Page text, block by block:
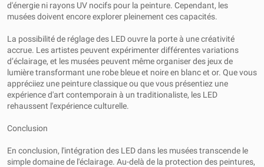
d'énergie ni rayons UV nocifs pour la peinture. Cependant, les
musées doivent encore explorer pleinement ces capacités.
La possibilité de réglage des LED ouvre la porte à une créativité
accrue. Les artistes peuvent expérimenter différentes variations
d’éclairage, et les musées peuvent même organiser des jeux de
lumière transformant une robe bleue et noire en blanc et or. Que vous
appréciiez une peinture classique ou que vous présentiez une
expérience d'art contemporain à un traditionaliste, les LED
rehaussent l'expérience culturelle.
Conclusion
En conclusion, l'intégration des LED dans les musées transcende le
simple domaine de l'éclairage. Au-delà de la protection des peintures,